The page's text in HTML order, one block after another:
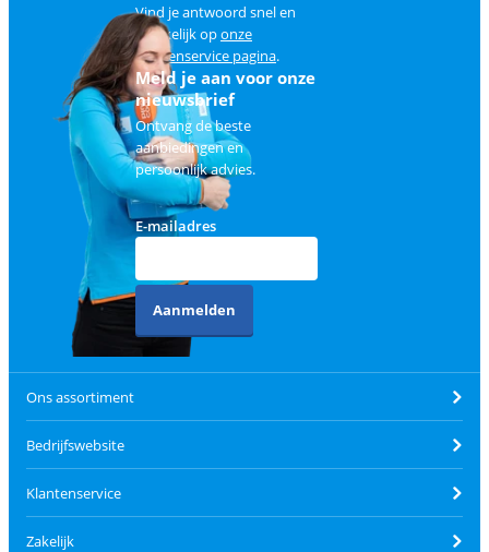
Vind je antwoord snel en
makkelijk oponze
klantenservice pagina.
Meld je aan voor onze
nieuwsbrief
Ontvang de beste
aanbiedingen en
persoonlijk advies.
E-mailadres
Aanmelden
Ons assortiment
Bedrijfswebsite
Klantenservice
Zakelijk